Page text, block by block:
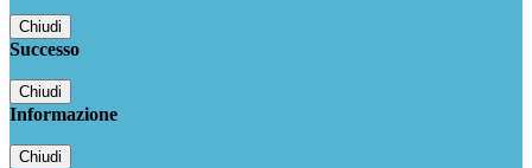
Chiudi
Successo
Chiudi
Informazione
Chiudi